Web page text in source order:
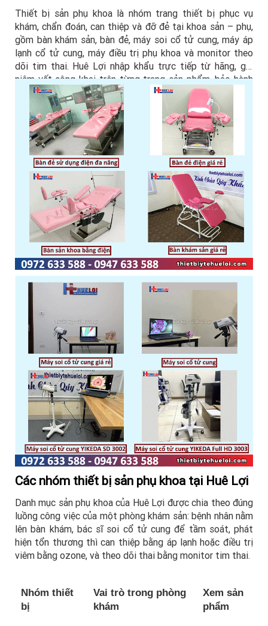
Thiết bị sản phụ khoa là nhóm trang thiết bị phục vụ
khám, chẩn đoán, can thiệp và đỡ đẻ tại khoa sản – phụ,
gồm bàn khám sản, bàn đẻ, máy soi cổ tử cung, máy áp
lạnh cổ tử cung, máy điều trị phụ khoa và monitor theo
dõi tim thai. Huê Lợi nhập khẩu trực tiếp từ hãng, giá
niêm yết công khai trên từng trang sản phẩm, bảo hành
12 tháng, lắp đặt toàn quốc.
Các nhóm thiết bị sản phụ khoa tại Huê Lợi
Danh mục sản phụ khoa của Huê Lợi được chia theo đúng
luồng công việc của một phòng khám sản: bệnh nhân nằm
lên bàn khám, bác sĩ soi cổ tử cung để tầm soát, phát
hiện tổn thương thì can thiệp bằng áp lạnh hoặc điều trị
viêm bằng ozone, và theo dõi thai bằng monitor tim thai.
Nhóm thiết
bị
Vai trò trong phòng
khám
Xem sản
phẩm